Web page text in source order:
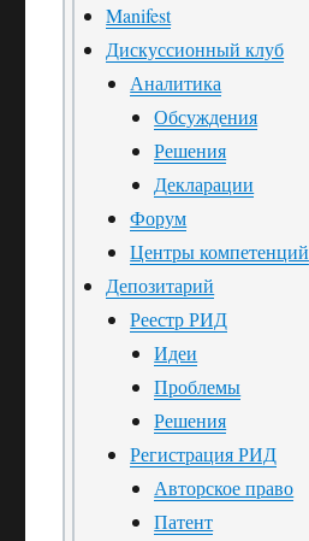
Manifest
Дискуссионный клуб
Аналитика
Обсуждения
Решения
Декларации
Форум
Центры компетенций
Депозитарий
Реестр РИД
Идеи
Проблемы
Решения
Регистрация РИД
Авторское право
Патент